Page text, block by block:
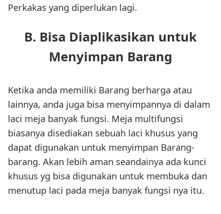
Perkakas yang diperlukan lagi.
B. Bisa Diaplikasikan untuk
Menyimpan Barang
Ketika anda memiliki Barang berharga atau
lainnya, anda juga bisa menyimpannya di dalam
laci meja banyak fungsi. Meja multifungsi
biasanya disediakan sebuah laci khusus yang
dapat digunakan untuk menyimpan Barang-
barang. Akan lebih aman seandainya ada kunci
khusus yg bisa digunakan untuk membuka dan
menutup laci pada meja banyak fungsi nya itu.